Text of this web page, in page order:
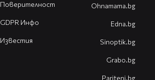
Поверителност
GDPR Инфо
Известия
Оhnamama.bg
Edna.bg
Sinoptik.bg
Grabo.bg
Pariteni.bg